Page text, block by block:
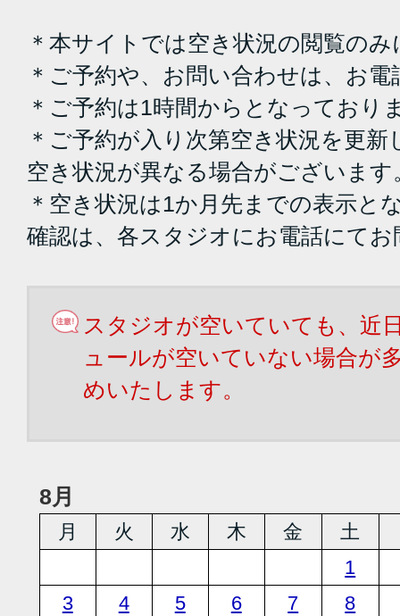
＊本サイトでは空き状況の閲覧の
＊ご予約や、お問い合わせは、お
＊ご予約は1時間からとなっており
＊ご予約が入り次第空き状況を更
空き状況が異なる場合がございます
＊空き状況は1か月先までの表示と
確認は、各スタジオにお電話にて
スタジオが空いていても、近
ュールが空いていない場合が
めいたします。
8月
月 火 水 木 金 土
1
3
4 5 6 7
8